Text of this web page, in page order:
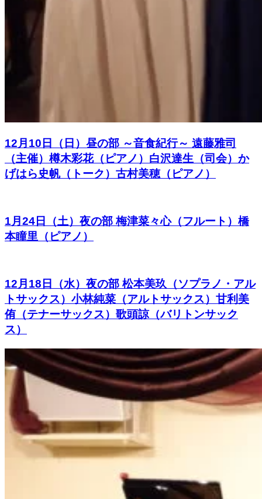
12月10日（日）昼の部 ～音食紀行～ 遠藤雅司
（主催）樽木彩花（ピアノ）白沢達生（司会）か
げはら史帆（トーク）古村美穂（ピアノ）
1月24日（土）夜の部 梅津菜々心（フルート）橋
本瞳里（ピアノ）
12月18日（水）夜の部 松本美玖（ソプラノ・アル
トサックス）小林純菜（アルトサックス）甘利美
侑（テナーサックス）歌頭諒（バリトンサック
ス）